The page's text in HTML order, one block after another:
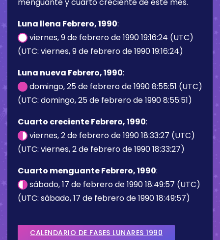
Luna llena Febrero, 1990:
viernes, 9 de febrero de 1990 19:16:24 (UTC)
(UTC: viernes, 9 de febrero de 1990 19:16:24)
Luna nueva Febrero, 1990:
domingo, 25 de febrero de 1990 8:55:51 (UTC)
(UTC: domingo, 25 de febrero de 1990 8:55:51)
Cuarto creciente Febrero, 1990:
viernes, 2 de febrero de 1990 18:33:27 (UTC)
(UTC: viernes, 2 de febrero de 1990 18:33:27)
Cuarto menguante Febrero, 1990:
sábado, 17 de febrero de 1990 18:49:57 (UTC)
(UTC: sábado, 17 de febrero de 1990 18:49:57)
CALENDARIO DE FASES LUNARES 1990